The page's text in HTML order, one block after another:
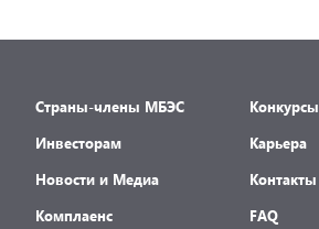
Страны-члены МБЭС
Инвесторам
Новости и Медиа
Комплаенс
Конкурсы
Карьера
Контакты
FAQ